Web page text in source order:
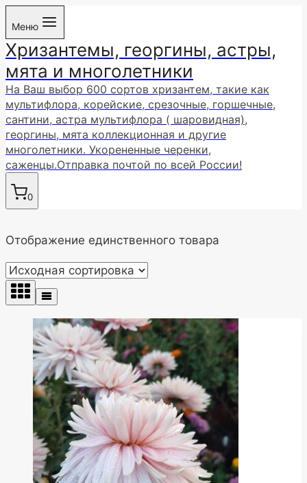
Перейти
содержимому
Меню
Хризантемы, георгины, астры,
мята и многолетники
На Ваш выбор 600 сортов хризантем, такие как
мультифлора, корейские, срезочные, горшечные,
сантини, астра мультифлора ( шаровидная),
георгины, мята коллекционная и другие
многолетники. Укорененные черенки,
саженцы.Отправка почтой по всей России!
0
Отображение единственного товара